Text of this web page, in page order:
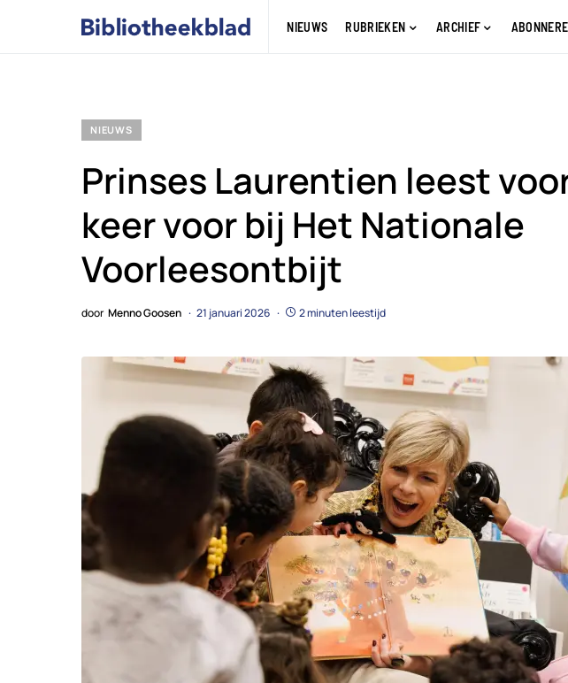
NIEUWS RUBRIEKEN ARCHIEF
NIEUWS
Prinses Laurentien leest
keer voor bij Het Nationale
Voorleesontbijt
door Menno Goosen 21 januari 2026 2 minuten leestijd